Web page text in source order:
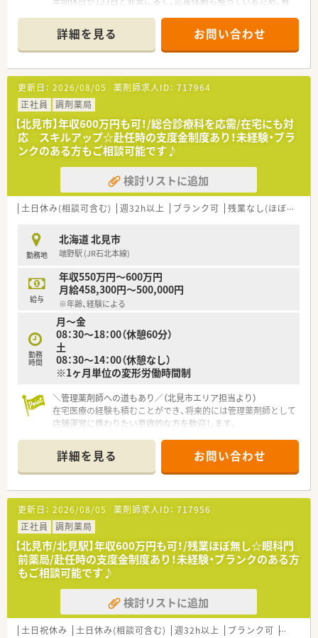
せて、長く安定して働きたい方に最適です。
＊------------------------------------------＊
【店舗情報と応需状況について】
■ JR石北本線南永山駅から車で4分ほどの距離に位置しており、
車通勤を希望される方に便利な立地です。
■ 応需科目は内科・耳鼻科・循環器科をメインとしており、1日あ
たり70枚の処方箋を応需しています。
■ 薬剤師4名体制で業務にあたっており、隣接するクリニックか
らの処方箋を多く受け付けている薬局です。
【やりがい/おすすめポイント】
■ 道内安定企業のの一員として、地域医療に貢献していること
を実感しながら日々の業務に取り組むことができます。
■ 入社後5年間で管理者の前段階に必要な知識やスキルを習得
するカリキュラムにより、確かな成長を実感できます。
るため、安心して仕事に集中できる環境です。
【こんな方が活躍中】
■ 産休育休の取得実績が豊富で高い復職率を誇るため、ライフ
イベント後も長くキャリアを続けたい方が活躍しています。
■ 総合病院門前やメディカルモールなど様々な形態の店舗を持
つ法人で、多様な経験を積みたい意欲的な方がいます。
■ 教育プログラムが充実している環境で、積極的に知識やスキ
ルの向上に取り組みたいと考える勉強熱心な方がいます。
【こんな取り組みをしています】
■ 産休・育休の取得実績は女性でほぼ100%と高く、男性の取得
■ 奨学金返済制度があり、借入総額の50％を上限に最大300万
円までの支援を受けられるため経済的な負担が軽減されます。
■ 外部福利厚生サービス『ベネフィットワン』と契約しており、
詳細を見る お問い合わせ
更新日： 2026/08/05 薬剤師求人ID： 717964
正社員
調剤薬局
【北見市】年収600万円も可！/総合診療科を応需/在宅にも対
応 スキルアップ☆赴任時の支度金制度あり！未経験・ブラ
ンクのある方もご相談可能です♪
検討リストに追加
土日休み(相談可含む) 週32h以上 ブランク可 残業なし(ほぼなし含む)
勤務地
北海道 北見市
端野駅 (JR石北本線)
給与
年収550万円～600万円
月給458,300円～500,000円
※年齢、経験による
勤務
時間
月～金
08：30～18：00（休憩60分）
土
08：30～14：00（休憩なし）
※1ヶ月単位の変形労働時間制
＼管理薬剤師への道もあり／（北見市エリア担当より）
在宅医療の経験も積むことができ、将来的には管理薬剤師として
店舗運営に携わりたい意欲的な方を歓迎します。
【店舗情報と応需状況について】
■最寄り駅の端野駅から車で6分ほどの場所に位置しており、毎
日の通勤にも便利な環境が整っている調剤薬局です。
■内科や消化器科に加えて在宅などの処方箋を1日あたり30枚
から40枚ほど応需している店舗です。
■約1,200品目の医薬品を取り扱っており、地域の患者さまの
様々なニーズにお応えできる体制を整えています。
【企業紹介】
■市内に4店舗を運営する調剤薬局です。地域に密着のかかりつ
け薬剤師として活躍しませんか。
■将来的に管理薬剤師として活躍したい方にもキャリアアップ
のチャンスも！地元で長くお勤めしたいと考えている方を歓迎し
ます。
詳細を見る お問い合わせ
更新日： 2026/08/05 薬剤師求人ID： 717956
正社員
調剤薬局
【北見市/北見駅】年収600万円も可！/残業ほぼ無し☆眼科門
前薬局/赴任時の支度金制度あり！未経験・ブランクのある方
もご相談可能です♪
検討リストに追加
土日祝休み 土日休み(相談可含む) 週32h以上 ブランク可 残業な